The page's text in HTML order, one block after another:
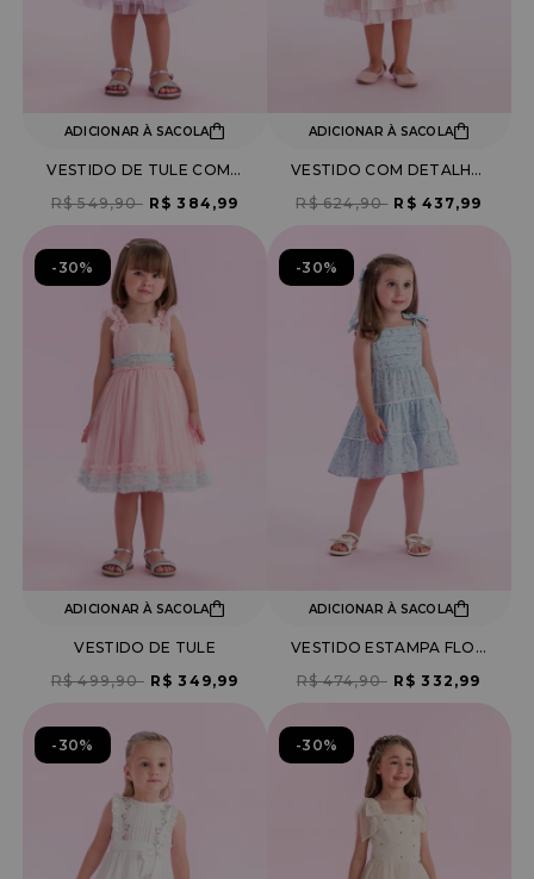
ADICIONAR À SACOLA
VESTIDO DE TULE COM LAÇO
R$ 549,90 R$ 384,99
ADICIONAR À SACOLA
VESTIDO COM DETALHES EM TULE COM ESTAMPA FLORES
R$ 624,90 R$ 437,99
30%
ADICIONAR À SACOLA
VESTIDO DE TULE
R$ 499,90 R$ 349,99
30%
ADICIONAR À SACOLA
VESTIDO ESTAMPA FLORES COM ALÇA AMARRAÇÃO
R$ 474,90 R$ 332,99
30% 30%